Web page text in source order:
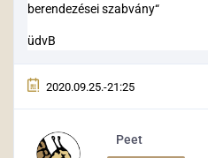
berendezései szabvány“
üdvB
2020.09.25.-21:25
Peet